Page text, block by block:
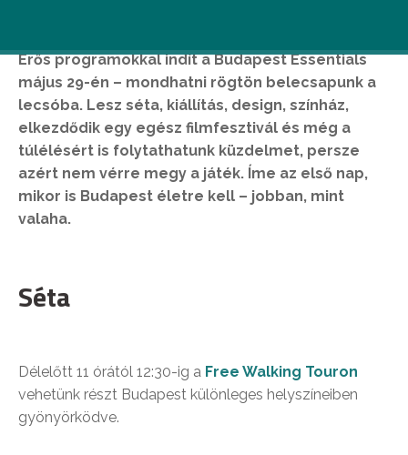
Erős programokkal indít a Budapest Essentials
május 29-én – mondhatni rögtön belecsapunk a
lecsóba. Lesz séta, kiállítás, design, színház,
elkezdődik egy egész filmfesztivál és még a
túlélésért is folytathatunk küzdelmet, persze
azért nem vérre megy a játék. Íme az első nap,
mikor is Budapest életre kell – jobban, mint
valaha.
Séta
Délelőtt 11 órától 12:30-ig a Free Walking Touron
vehetünk részt Budapest különleges helyszíneiben
gyönyörködve.